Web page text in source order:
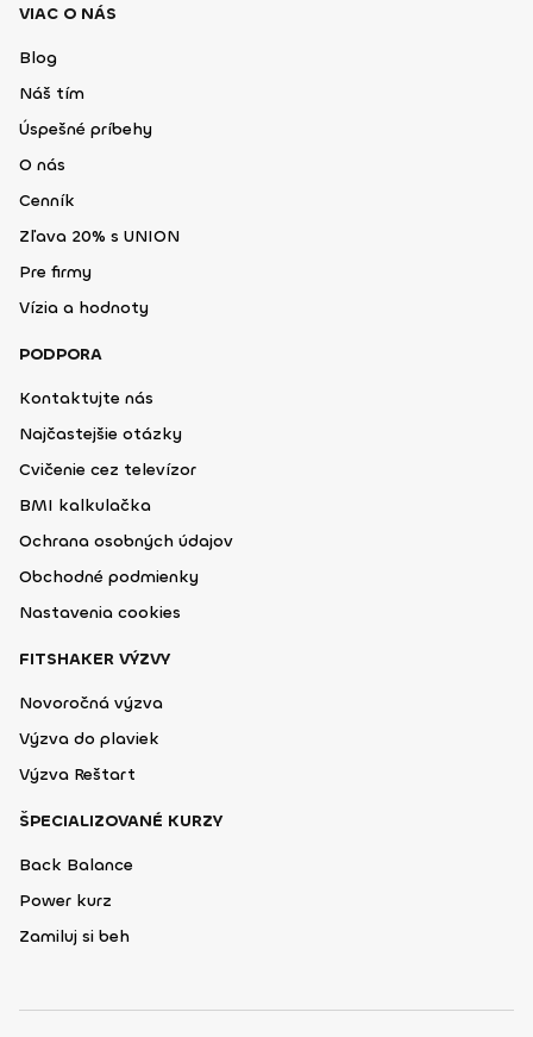
VIAC O NÁS
Blog
Náš tím
Úspešné príbehy
O nás
Cenník
Zľava 20% s UNION
Pre firmy
Vízia a hodnoty
PODPORA
Kontaktujte nás
Najčastejšie otázky
Cvičenie cez televízor
BMI kalkulačka
Ochrana osobných údajov
Obchodné podmienky
Nastavenia cookies
FITSHAKER VÝZVY
Novoročná výzva
Výzva do plaviek
Výzva Reštart
ŠPECIALIZOVANÉ KURZY
Back Balance
Power kurz
Zamiluj si beh